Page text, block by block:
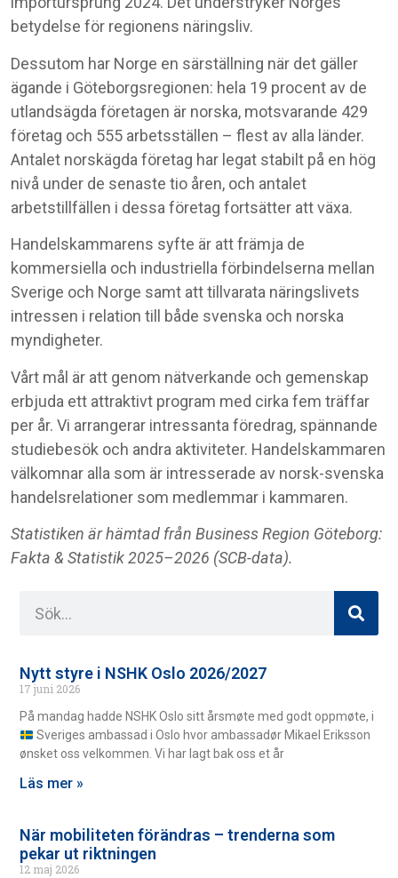
betydelse för regionens näringsliv.
Dessutom har Norge en särställning när det gäller
ägande i Göteborgsregionen: hela 19 procent av de
utlandsägda företagen är norska, motsvarande 429
företag och 555 arbetsställen – flest av alla länder.
Antalet norskägda företag har legat stabilt på en hög
nivå under de senaste tio åren, och antalet
arbetstillfällen i dessa företag fortsätter att växa.
Handelskammarens syfte är att främja de
kommersiella och industriella förbindelserna mellan
Sverige och Norge samt att tillvarata näringslivets
intressen i relation till både svenska och norska
myndigheter.
Vårt mål är att genom nätverkande och gemenskap
erbjuda ett attraktivt program med cirka fem träffar
per år. Vi arrangerar intressanta föredrag, spännande
studiebesök och andra aktiviteter. Handelskammaren
välkomnar alla som är intresserade av norsk-svenska
handelsrelationer som medlemmar i kammaren.
Statistiken är hämtad från Business Region Göteborg:
Fakta & Statistik 2025–2026 (SCB-data).
Nytt styre i NSHK Oslo 2026/2027
17 juni 2026
På mandag hadde NSHK Oslo sitt årsmøte med godt oppmøte, i
Sveriges ambassad i Oslo hvor ambassadør Mikael Eriksson
ønsket oss velkommen. Vi har lagt bak oss et år
Läs mer »
När mobiliteten förändras – trenderna som
pekar ut riktningen
12 maj 2026